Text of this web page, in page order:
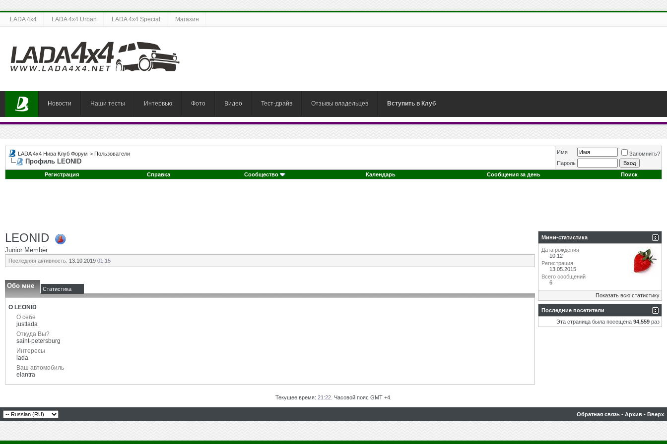
LADA 4x4 LADA 4x4 Urban LADA 4x4 Special Магазин
Новости Наши тесты Интервью Фото Видео Тест-драйв Отзывы владельцев Вступить в Клуб
LADA 4x4 Нива Клуб Форум > Пользователи
Профиль LEONID
Имя
Запомнить?
Пароль
Регистрация
Справка Сообщество Календарь Сообщения за день Поиск
LEONID
Junior Member
Последняя активность: 13.10.2019 01:15
Обо мне Статистика
О LEONID
О себе
justlada
Откуда Вы?
saint-petersburg
Интересы
lada
Ваш автомобиль
elantra
Мини-статистика
Дата рождения
10.12
Регистрация
13.05.2015
Всего сообщений
6
Показать всю статистику
Последние посетители
Эта страница была посещена 94,559 раз
Текущее время: 21:22 . Часовой пояс GMT +4.
Обратная связь - Архив - Вверх